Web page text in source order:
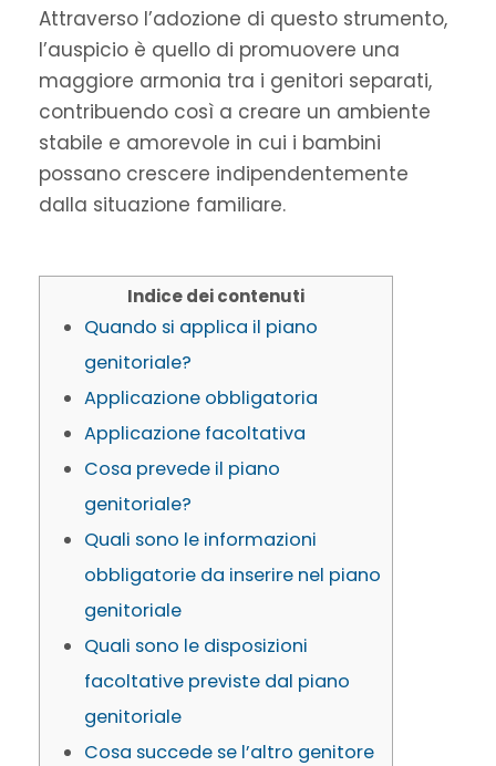
Attraverso l’adozione di questo strumento,
l’auspicio è quello di promuovere una
maggiore armonia tra i genitori separati,
contribuendo così a creare un ambiente
stabile e amorevole in cui i bambini
possano crescere indipendentemente
dalla situazione familiare.
Indice dei contenuti
Quando si applica il piano
genitoriale?
Applicazione obbligatoria
Applicazione facoltativa
Cosa prevede il piano
genitoriale?
Quali sono le informazioni
obbligatorie da inserire nel piano
genitoriale
Quali sono le disposizioni
facoltative previste dal piano
genitoriale
Cosa succede se l’altro genitore